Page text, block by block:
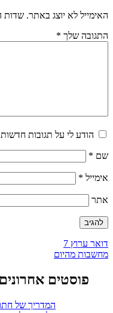
האימייל לא יוצג באתר. שדות
התגובה שלך *
הודע לי על תגובות
שם *
אימייל *
אתר
ניווט
דואר ערוץ 7
מחשבות מהיום
פוסטים
המדריך של